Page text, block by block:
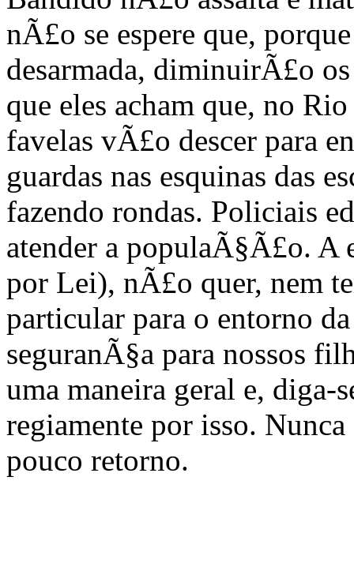
nÃ£o se espere que,
desarmada, diminuirÃ£o
que eles acham que, no
favelas vÃ£o descer para
guardas nas esquinas das
fazendo rondas. Policiais
atender a populaÃ§Ã£o.
por Lei), nÃ£o quer, nem
particular para o entorno
seguranÃ§a para nossos
uma maneira geral e, diga-
regiamente por isso.
pouco retorno.